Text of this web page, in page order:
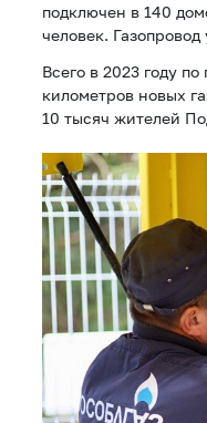
подключен в 140
человек.
Всего в 2023 году
километров новых
10 тысяч жителей